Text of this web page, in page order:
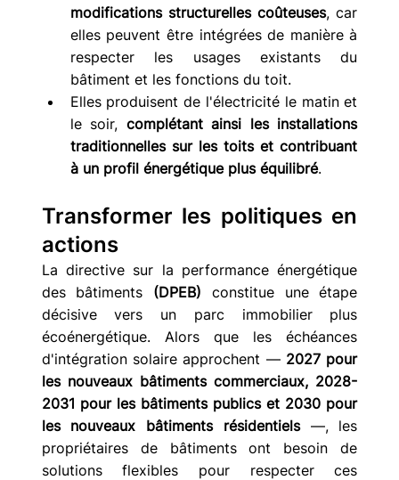
modifications structurelles coûteuses, car
elles peuvent être intégrées de manière à
respecter les usages existants du
bâtiment et les fonctions du toit.
Elles produisent de l'électricité le matin et
le soir, complétant ainsi les installations
traditionnelles sur les toits et contribuant
à un profil énergétique plus équilibré.
Transformer les politiques en
actions
La directive sur la performance énergétique
des bâtiments (DPEB) constitue une étape
décisive vers un parc immobilier plus
écoénergétique. Alors que les échéances
d'intégration solaire approchent — 2027 pour
les nouveaux bâtiments commerciaux, 2028-
2031 pour les bâtiments publics et 2030 pour
les nouveaux bâtiments résidentiels —, les
propriétaires de bâtiments ont besoin de
solutions flexibles pour respecter ces